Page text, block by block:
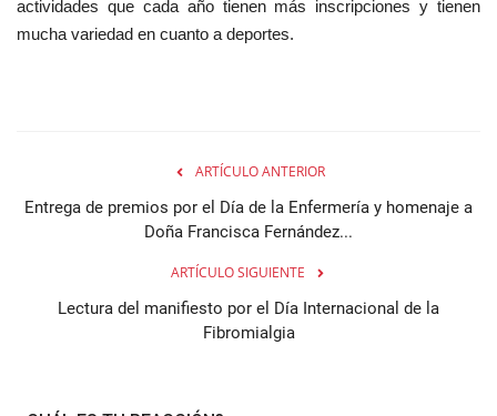
actividades que cada año tienen más inscripciones y tienen
mucha variedad en cuanto a deportes.
ARTÍCULO ANTERIOR
Entrega de premios por el Día de la Enfermería y homenaje a
Doña Francisca Fernández...
ARTÍCULO SIGUIENTE
Lectura del manifiesto por el Día Internacional de la
Fibromialgia